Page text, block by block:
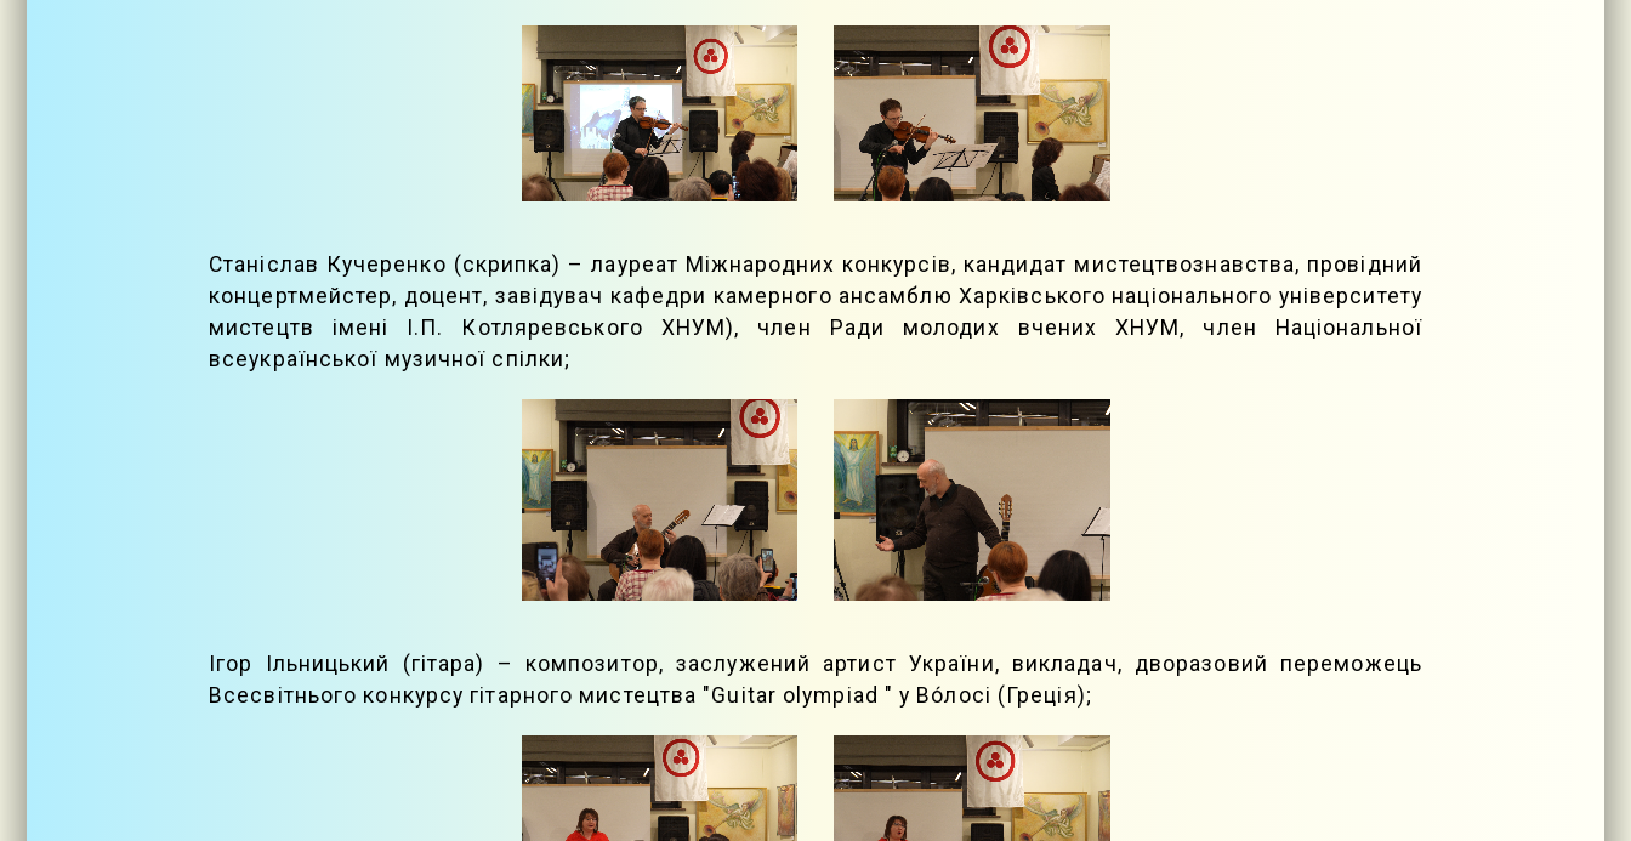
Станіслав Кучеренко (скрипка) – лауреат Міжнародних конкурсів, кандидат мистецтвознавства, провідний
концертмейстер, доцент, завідувач кафедри камерного ансамблю Харківського національного університету
мистецтв імені І.П. Котляревського ХНУМ), член Ради молодих вчених ХНУМ, член Національної
всеукраїнської музичної спілки;
Ігор Ільницький (гітара) – композитор, заслужений артист України, викладач, дворазовий переможець
Всесвітнього конкурсу гітарного мистецтва "Guitar olympiad " у Во́лосі (Греція);